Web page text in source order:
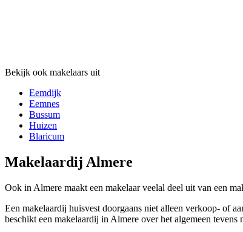
Bekijk ook makelaars uit
Eemdijk
Eemnes
Bussum
Huizen
Blaricum
Makelaardij Almere
Ook in Almere maakt een makelaar veelal deel uit van een
Een makelaardij huisvest doorgaans niet alleen verkoop- of
beschikt een makelaardij in Almere over het algemeen tevens